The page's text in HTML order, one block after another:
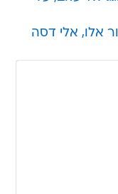
אלו, אלי דסה